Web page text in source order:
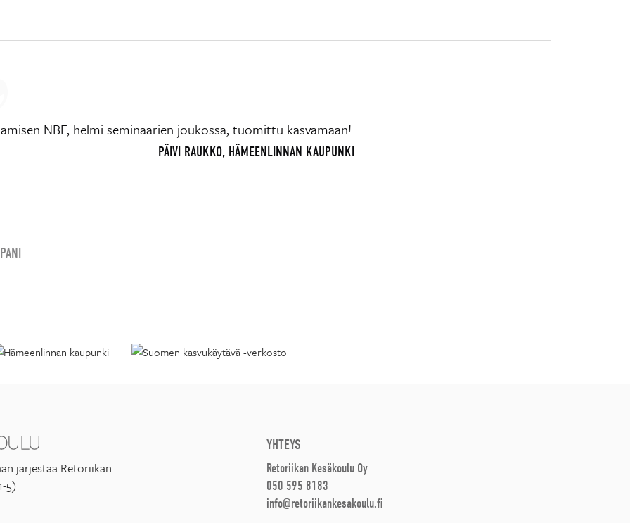
NBF, helmi seminaarien joukossa, tuomittu kasvamaan!
PÄIVI RAUKKO, HÄMEENLINNAN KAUPUNKI
järjestää Retoriikan
5)
YHTEYS
Retoriikan Kesäkoulu Oy
050 595 8183
info@retoriikankesakoulu.fi